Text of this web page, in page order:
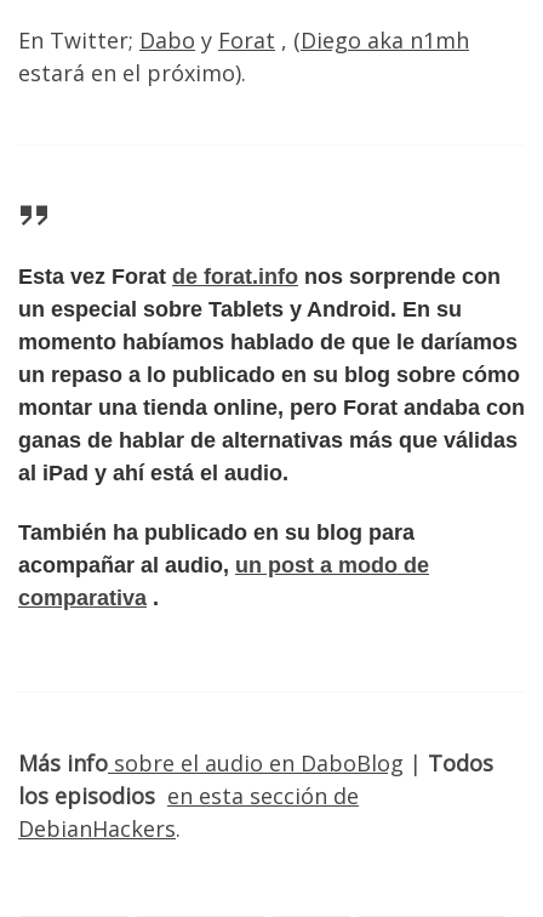
En Twitter; Dabo y Forat , (Diego aka n1mh
estará en el próximo).
Esta vez Forat de forat.info nos sorprende con
un especial sobre Tablets y Android. En su
momento habíamos hablado de que le daríamos
un repaso a lo publicado en su blog sobre cómo
montar una tienda online, pero Forat andaba con
ganas de hablar de alternativas más que válidas
al iPad y ahí está el audio.
También ha publicado en su blog para
acompañar al audio, un post a modo de
comparativa .
Más info sobre el audio en DaboBlog | Todos
los episodios en esta sección de
DebianHackers.